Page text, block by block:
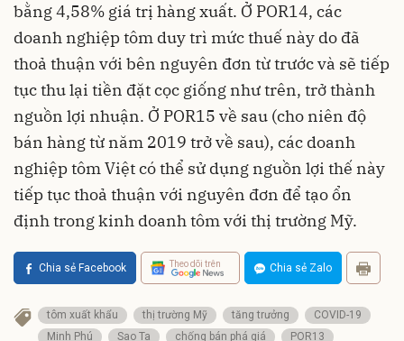
bằng 4,58% giá trị hàng xuất. Ở POR14, các
doanh nghiệp tôm duy trì mức thuế này do đã
thoả thuận với bên nguyên đơn từ trước và sẽ tiếp
tục thu lại tiền đặt cọc giống như trên, trở thành
nguồn lợi nhuận. Ở POR15 về sau (cho niên độ
bán hàng từ năm 2019 trở về sau), các doanh
nghiệp tôm Việt có thể sử dụng nguồn lợi thế này
tiếp tục thoả thuận với nguyên đơn để tạo ổn
định trong kinh doanh tôm với thị trường Mỹ.
Chia sẻ Facebook Theo dõi trên Chia sẻ Zalo
tôm xuất khẩu thị trường Mỹ tăng trưởng
COVID-19
Minh Phú
Sao Ta chống bán phá giá POR13